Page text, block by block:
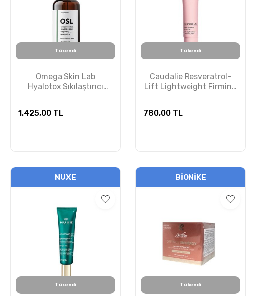
Tükendi
Omega Skin Lab
Hyalotox Sıkılaştırıcı
1.425,00 TL
Tükendi
Caudalie Resveratrol-
Lift Lightweight Firming
780,00 TL
NUXE
Tükendi
BIONIKE
Tükendi